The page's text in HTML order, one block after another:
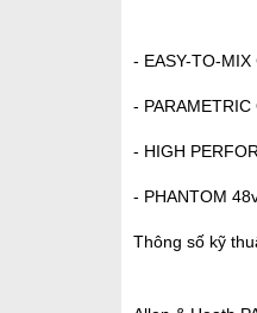
- EASY-TO-MIX
-
- HIGH
- PHANTOM
Thông số kỹ